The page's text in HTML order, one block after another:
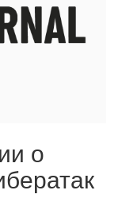
о